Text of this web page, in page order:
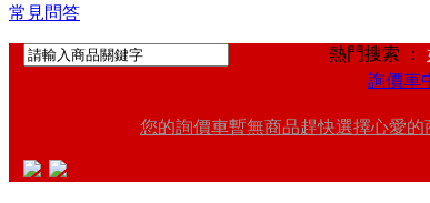
常見問答
熱門搜索 ：
詢價車
您的詢價車暫無商品趕快選擇心愛的